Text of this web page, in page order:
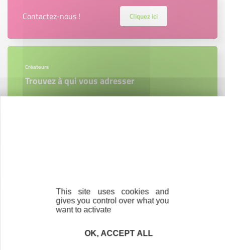
Contactez-nous ! Cliquez ici
Créateurs
Trouvez à qui vous adresser
Nos partenaires
This site uses cookies and
gives you control over what you
want to activate
OK, ACCEPT ALL